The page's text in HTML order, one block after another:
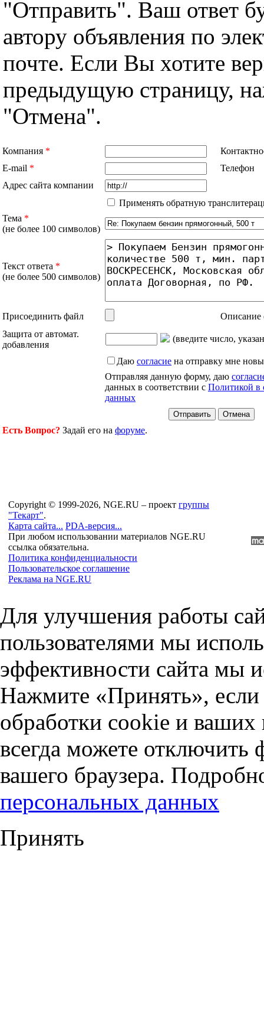
"Отправить". Ваш ответ
автору объявления по
почте. Если Вы хотите
предыдущую страницу,
"Отмена".
Компания *
E-mail *
Телефон
Адрес сайта компании
Применять обратную
Тема *
(не более 100 символов)
Текст ответа *
(не более 500 символов)
Присоединить файл
Описание
Защита от автомат.
добавления
(введите число,
Даю согласие на отправку мне
Отправляя данную форму, даю
данных в соответствии с Политикой в
данных
Есть Вопрос? Задай его на форуме.
Copyright © 1999-2026, NGE.RU – проект группы
"Текарт".
Карта сайта... PDA-версия...
При любом использовании материалов NGE.RU
ссылка обязательна.
Политика конфиденциальности
Пользовательское соглашение
Реклама на NGE.RU
Для улучшения работы
пользователями мы
эффективности сайта мы
Нажмите «Принять», если
обработки cookie и
всегда можете отключить
вашего браузера.
персональных данных
Принять